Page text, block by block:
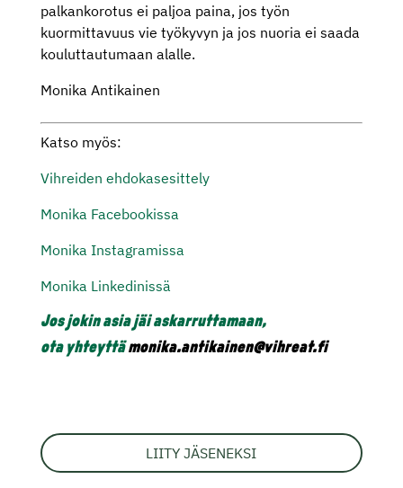
palkankorotus ei paljoa paina, jos työn
kuormittavuus vie työkyvyn ja jos nuoria ei saada
kouluttautumaan alalle.
Monika Antikainen
Katso myös:
Vihreiden ehdokasesittely
Monika Facebookissa
Monika Instagramissa
Monika Linkedinissä
Josjokin asia jäi askarruttamaan,
ota yhteyttämonika.antikainen@vihreat.fi
LIITY JÄSENEKSI